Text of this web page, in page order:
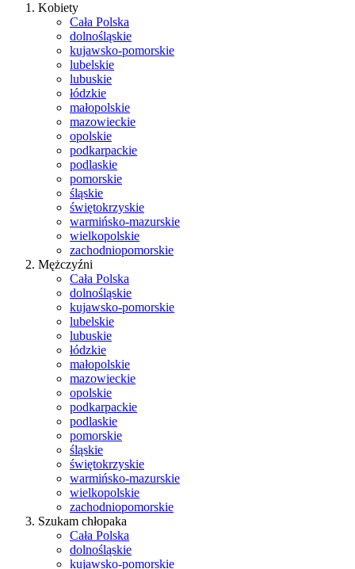
Kobiety
Cała Polska
dolnośląskie
kujawsko-pomorskie
lubelskie
lubuskie
łódzkie
małopolskie
mazowieckie
opolskie
podkarpackie
podlaskie
pomorskie
śląskie
świętokrzyskie
warmińsko-mazurskie
wielkopolskie
zachodniopomorskie
Mężczyźni
Cała Polska
dolnośląskie
kujawsko-pomorskie
lubelskie
lubuskie
łódzkie
małopolskie
mazowieckie
opolskie
podkarpackie
podlaskie
pomorskie
śląskie
świętokrzyskie
warmińsko-mazurskie
wielkopolskie
zachodniopomorskie
Szukam chłopaka
Cała Polska
dolnośląskie
kujawsko-pomorskie